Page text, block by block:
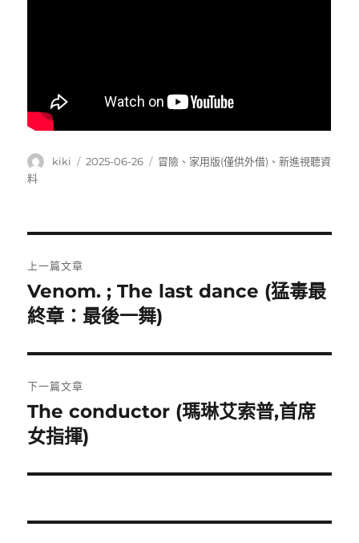
作
kiki
發
2025-06-26
分
冒險 、 家用版(僅供外借) 、新進視聽資
料
章
導
覽
上一篇文章
上
一
文
章:
Venom. ; The last dance (猛毒最
終章：最後一舞)
下一篇文章
下
一
文
The conductor (瑪琳艾索普,首席
女指揮)